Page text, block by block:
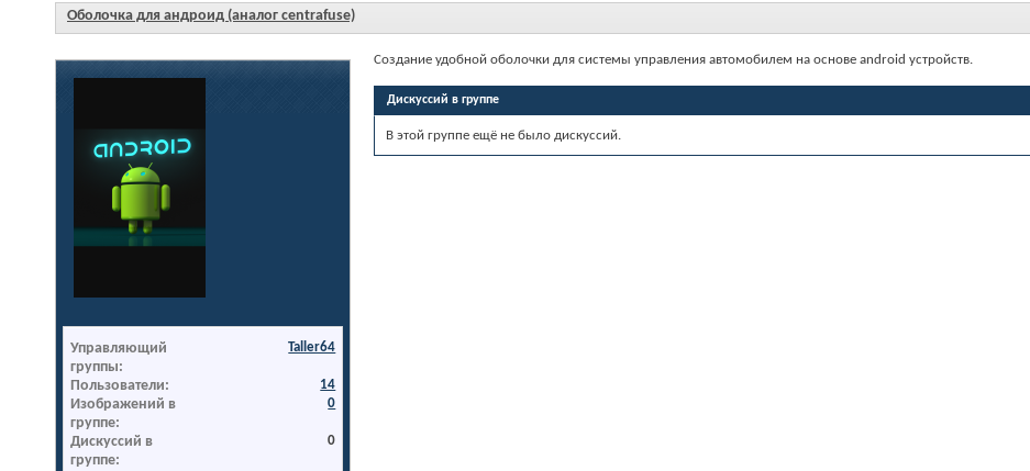
Оболочка для андроид (аналог centrafuse)
Создание удобной оболочки для системы управления автомобилем на основе android устройств.
Дискуссий в группе
В этой группе ещё не было дискуссий.
Управляющий
группы
Taller64
Пользователи 14
Изображений в
группе
0
Дискуссий в
группе
0